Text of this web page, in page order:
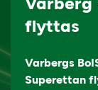
flyttas
Varbergs
Superettan